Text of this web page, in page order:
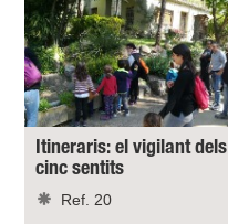
Itineraris: el vigilant dels
cinc sentits
Ref. 20